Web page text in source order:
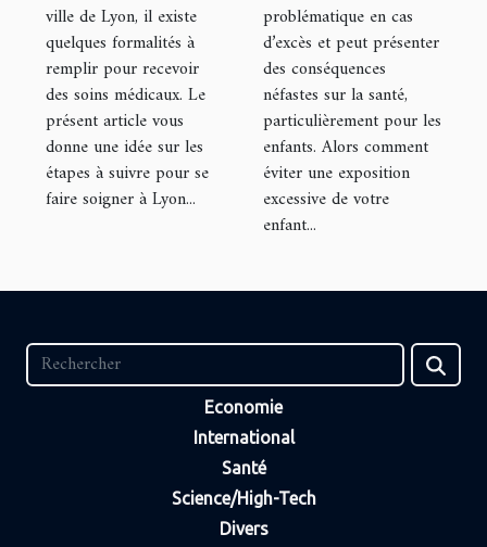
ville de Lyon, il existe
quelques formalités à
remplir pour recevoir
des soins médicaux. Le
présent article vous
donne une idée sur les
étapes à suivre pour se
faire soigner à Lyon...
problématique en cas
d’excès et peut présenter
des conséquences
néfastes sur la santé,
particulièrement pour les
enfants. Alors comment
éviter une exposition
excessive de votre
enfant...
Economie
International
Santé
Science/High-Tech
Divers